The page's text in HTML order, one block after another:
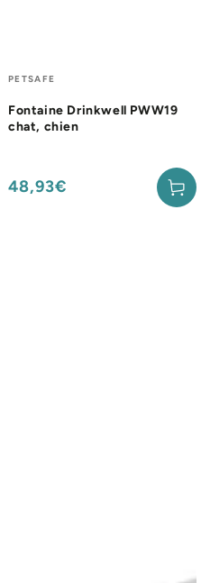
Fournisseur:
PETSAFE
Fontaine Drinkwell PWW19
chat, chien
Prix
48,93€